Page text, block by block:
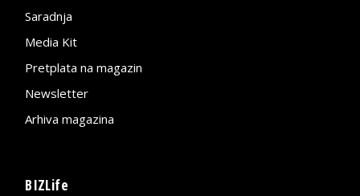
Saradnja
Media Kit
Pretplata na magazin
Newsletter
Arhiva magazina
BIZLife